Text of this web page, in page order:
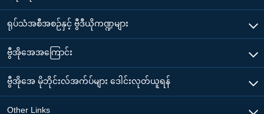
ရုပ်သံအစီအစဉ်နှင့် ဗွီဒီယိုကဏ္ဍများ
ဗွီအိုအေအကြောင်း
ဗွီအိုအေ မိုဘိုင်းလ်အက်ပ်များ ဒေါင်းလုတ်ယူရန်
Other Links